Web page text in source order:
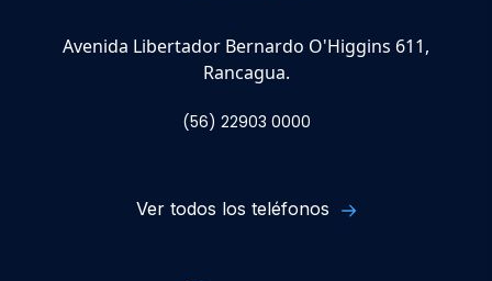
Avenida Libertador Bernardo O'Higgins 611,
Rancagua.
(56) 22903 0000
Ver todos los teléfonos